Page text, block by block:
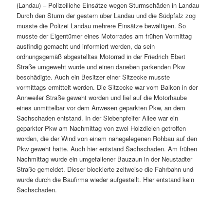
(Landau) – Polizeiliche Einsätze wegen Sturmschäden in Landau
Durch den Sturm der gestern über Landau und die Südpfalz zog
musste die Polizei Landau mehrere Einsätze bewältigen. So
musste der Eigentümer eines Motorrades am frühen Vormittag
ausfindig gemacht und informiert werden, da sein
ordnungsgemäß abgestelltes Motorrad in der Friedrich Ebert
Straße umgeweht wurde und einen daneben parkenden Pkw
beschädigte. Auch ein Besitzer einer Sitzecke musste
vormittags ermittelt werden. Die Sitzecke war vom Balkon in der
Annweiler Straße geweht worden und fiel auf die Motorhaube
eines unmittelbar vor dem Anwesen geparkten Pkw, an dem
Sachschaden entstand. In der Siebenpfeifer Allee war ein
geparkter Pkw am Nachmittag von zwei Holzdielen getroffen
worden, die der Wind von einem nahegelegenen Rohbau auf den
Pkw geweht hatte. Auch hier entstand Sachschaden. Am frühen
Nachmittag wurde ein umgefallener Bauzaun in der Neustadter
Straße gemeldet. Dieser blockierte zeitweise die Fahrbahn und
wurde durch die Baufirma wieder aufgestellt. Hier entstand kein
Sachschaden.